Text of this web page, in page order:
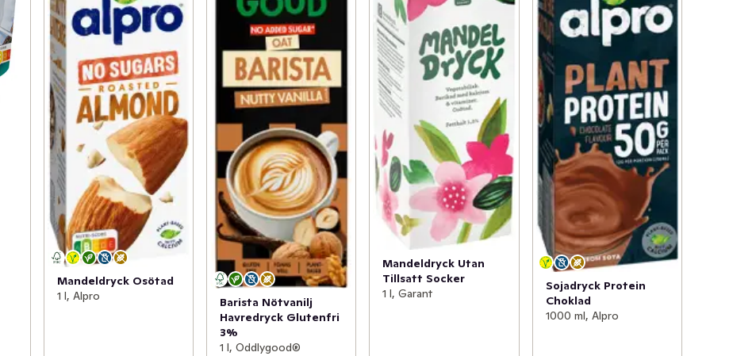
Mandeldryck Osötad
1 l, Alpro
Barista Nötvanilj
Havredryck Glutenfri
3%
1 l, Oddlygood®
Mandeldryck Utan
Tillsatt Socker
1 l, Garant
Sojadryck Protein
Choklad
1000 ml, Alpro